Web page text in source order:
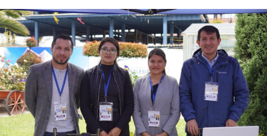
y Agropecuarias
MOVERU
Posgrados
Radio Universitaria
Salud
Sostenibilidad
Vinculación